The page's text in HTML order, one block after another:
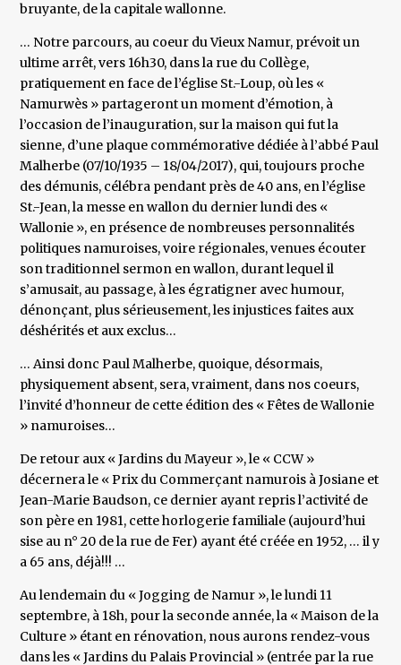
bruyante, de la capitale wallonne.
… Notre parcours, au coeur du Vieux Namur, prévoit un
ultime arrêt, vers 16h30, dans la rue du Collège,
pratiquement en face de l’église St.-Loup, où les «
Namurwès » partageront un moment d’émotion, à
l’occasion de l’inauguration, sur la maison qui fut la
sienne, d’une plaque commémorative dédiée à l’abbé Paul
Malherbe (07/10/1935 – 18/04/2017), qui, toujours proche
des démunis, célébra pendant près de 40 ans, en l’église
St.-Jean, la messe en wallon du dernier lundi des «
Wallonie », en présence de nombreuses personnalités
politiques namuroises, voire régionales, venues écouter
son traditionnel sermon en wallon, durant lequel il
s’amusait, au passage, à les égratigner avec humour,
dénonçant, plus sérieusement, les injustices faites aux
déshérités et aux exclus…
… Ainsi donc Paul Malherbe, quoique, désormais,
physiquement absent, sera, vraiment, dans nos coeurs,
l’invité d’honneur de cette édition des « Fêtes de Wallonie
» namuroises…
De retour aux « Jardins du Mayeur », le « CCW »
décernera le « Prix du Commerçant namurois à Josiane et
Jean-Marie Baudson, ce dernier ayant repris l’activité de
son père en 1981, cette horlogerie familiale (aujourd’hui
sise au n° 20 de la rue de Fer) ayant été créée en 1952, … il y
a 65 ans, déjà!!! …
Au lendemain du « Jogging de Namur », le lundi 11
septembre, à 18h, pour la seconde année, la « Maison de la
Culture » étant en rénovation, nous aurons rendez-vous
dans les « Jardins du Palais Provincial » (entrée par la rue